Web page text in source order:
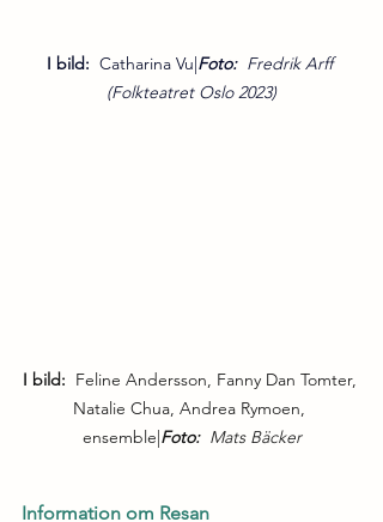
I bild: Catharina Vu| Foto: Fredrik Arff
(Folkteatret Oslo 2023)
I bild: Feline Andersson, Fanny Dan Tomter,
Natalie Chua, Andrea Rymoen,
ensemble|Foto: Mats Bäcker
Information om Resan